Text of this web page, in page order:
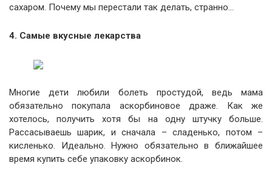
сахаром. Почему мы перестали так делать, странно…
4. Самые вкусные лекарства
Многие дети любили болеть простудой, ведь мама
обязательно покупала аскорбиновое драже. Как же
хотелось, получить хотя бы на одну штучку больше.
Рассасываешь шарик, и сначала – сладенько, потом –
кисленько. Идеально. Нужно обязательно в ближайшее
время купить себе упаковку аскорбинок.